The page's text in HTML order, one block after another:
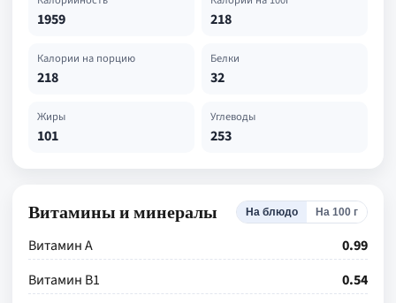
1959 218
Калории на порцию
218
Белки
32
Жиры
101
Углеводы
253
Витамины и минералы На блюдо На 100 г
Витамин А
0.99
Витамин В1
0.54